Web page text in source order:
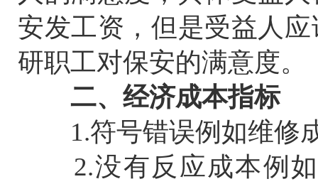
安发工资，但是受益人
研职工对保安的满意度。
二、经济成本指标
1.符号错误例如维修
2.没有反应成本例如